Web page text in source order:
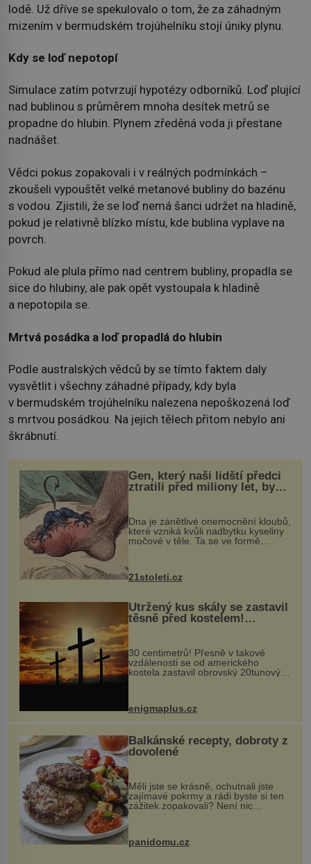
lodě. Už dříve se spekulovalo o tom, že za záhadným
mizením v bermudském trojúhelníku stojí úniky plynu.
Kdy se loď nepotopí
Simulace zatím potvrzují hypotézy odborníků. Loď plující
nad bublinou s průměrem mnoha desítek metrů se
propadne do hlubin. Plynem zředěná voda ji přestane
nadnášet.
Vědci pokus zopakovali i v reálných podmínkách –
zkoušeli vypouštět velké metanové bubliny do bazénu
s vodou. Zjistili, že se loď nemá šanci udržet na hladině,
pokud je relativně blízko místu, kde bublina vyplave na
povrch.
Pokud ale plula přímo nad centrem bubliny, propadla se
sice do hlubiny, ale pak opět vystoupala k hladině
a nepotopila se.
Mrtvá posádka a loď propadlá do hlubin
Podle australských vědců by se tímto faktem daly
vysvětlit i všechny záhadné případy, kdy byla
v bermudském trojúhelníku nalezena nepoškozená loď
s mrtvou posádkou. Na jejich tělech přitom nebylo ani
škrábnutí.
Gen, který naši lidští předci
ztratili před miliony let, by
mohl pomoci s léčbou
„nemoci králů“
Dna je zánětlivé onemocnění kloubů,
které vzniká kvůli nadbytku kyseliny
močové v těle. Ta se ve formě
nohou, a způsobuje bole...
21stoleti.cz
Utržený kus skály se zastavil
těsně před kostelem!
Ochránila ho boží síla?
30 centimetrů! Přesně v takové
vzdálenosti se od amerického
kostela zastavil obrovský 20tunový
...
enigmaplus.cz
Balkánské recepty, dobroty z
dovolené
Měli jste se krásně, ochutnali jste
zajímavé pokrmy a rádi byste si ten
zážitek zopakovali? Není nic
snazšího. Pljeskavica (10 porcí)
Možná jste ji ochutnali na dovolené v
panidomu.cz